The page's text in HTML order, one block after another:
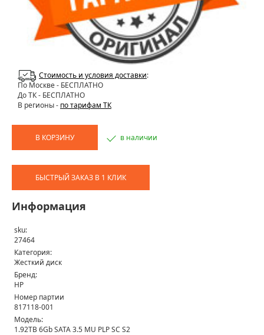
Стоимость и условия доставки:
По Москве- БЕСПЛАТНО
До ТК - БЕСПЛАТНО
В регионы - по тарифам ТК
В КОРЗИНУ в наличии
БЫСТРЫЙ ЗАКАЗ В 1 КЛИК
Информация
sku:
27464
Категория:
Жесткий диск
Бренд:
HP
Номер партии
817118-001
Модель:
1.92TB 6Gb SATA 3.5 MU PLP SC S2